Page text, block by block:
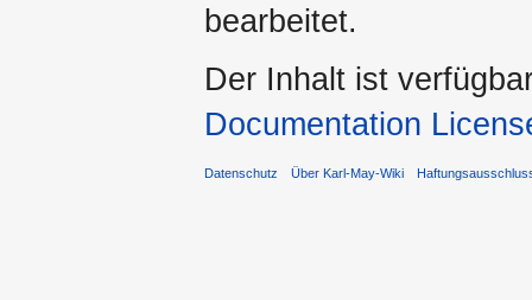
bearbeitet.
Der Inhalt ist
Documentation
Datenschutz Über Karl-May-Wiki